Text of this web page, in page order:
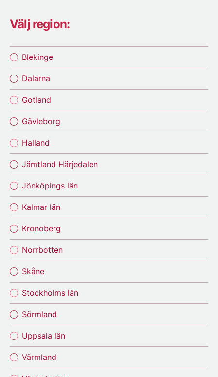
Välj region:
Blekinge
Dalarna
Gotland
Gävleborg
Halland
Jämtland Härjedalen
Jönköpings län
Kalmar län
Kronoberg
Norrbotten
Skåne
Stockholms län
Sörmland
Uppsala län
Värmland